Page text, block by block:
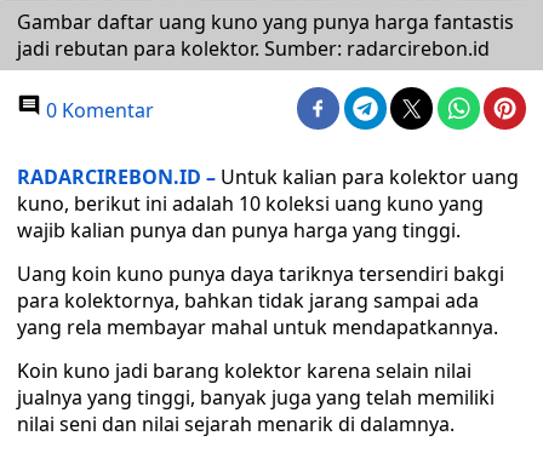
Gambar daftar uang kuno yang punya harga fantastis
jadi rebutan para kolektor. Sumber: radarcirebon.id
0 Komentar
RADARCIREBON.ID – Untuk kalian para kolektor uang
kuno, berikut ini adalah 10 koleksi uang kuno yang
wajib kalian punya dan punya harga yang tinggi.
Uang koin kuno punya daya tariknya tersendiri bakgi
para kolektornya, bahkan tidak jarang sampai ada
yang rela membayar mahal untuk mendapatkannya.
Koin kuno jadi barang kolektor karena selain nilai
jualnya yang tinggi, banyak juga yang telah memiliki
nilai seni dan nilai sejarah menarik di dalamnya.